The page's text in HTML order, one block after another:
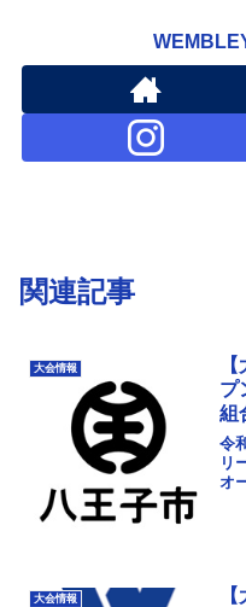
関連記事
大会情報
プ
組
令
リ
オ
大会情報